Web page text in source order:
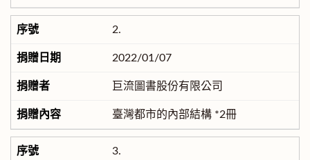
2.
2022/01/07
巨流圖書股份有限公司
臺灣都市的內部結構 *2冊
3.